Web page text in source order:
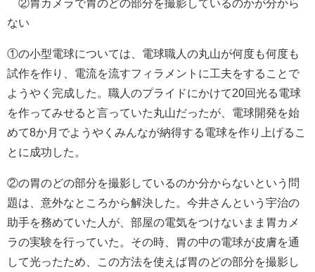
②胃カメラで胃のどの部分を撮影しているのかが分から
ない
①の小型電球については、電球職人の丸山が何度も何度も
試作を作り、電流を流すフィラメントに工夫をすることで
ようやく完成した。職人のプライドにかけて20回光る電球
を作ってみせると言っていた丸山だったが、電球開発を始
めて8か月でようやくみんなが納得する電球を作り上げるこ
とに成功した。
②の胃のどの部分を撮影しているのか分からないという問
題は、意外なところから解決した。今井さんという宇治の
助手を務めていた人が、部屋の電気をつけないまま胃カメ
ラの実験を行っていた。その時、胃の中の電球が皮膚を通
して光ったため、この方法を使えば胃のどの部分を撮影し